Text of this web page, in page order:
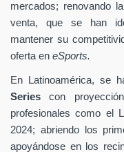
mercados; renovando
venta, que se han
mantener su
oferta en eSports.
En Latinoamérica, se
Series con
profesionales como el
2024; abriendo los
apoyándose en los